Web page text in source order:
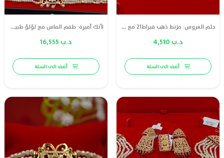
حلم العروس: مزنط ذهب قيراط21 مع لؤلؤ طبيعي بحريني وياقوت احمر طبيعي
د.ب 4,510
أضف الى السلة
لأنك أميرة: طقم الماس مع لؤلؤ طبيعي وياقوت وذهب قيراط 18
د.ب 16,555
أضف الى السلة